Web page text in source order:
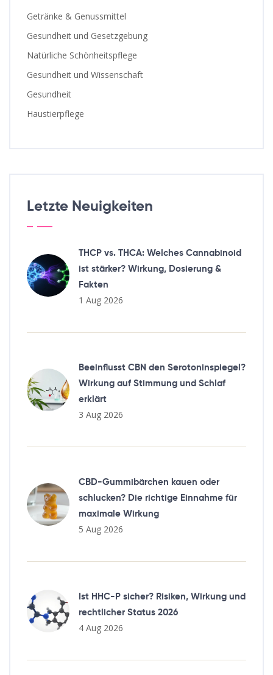
Getränke & Genussmittel
Gesundheit und Gesetzgebung
Natürliche Schönheitspflege
Gesundheit und Wissenschaft
Gesundheit
Haustierpflege
Letzte Neuigkeiten
THCP vs. THCA: Welches Cannabinoid
ist stärker? Wirkung, Dosierung &
Fakten
1 Aug 2026
Beeinflusst CBN den Serotoninspiegel?
Wirkung auf Stimmung und Schlaf
erklärt
3 Aug 2026
CBD-Gummibärchen kauen oder
schlucken? Die richtige Einnahme für
maximale Wirkung
5 Aug 2026
Ist HHC-P sicher? Risiken, Wirkung und
rechtlicher Status 2026
4 Aug 2026